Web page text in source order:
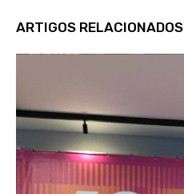
ARTIGOS RELACIONADOS